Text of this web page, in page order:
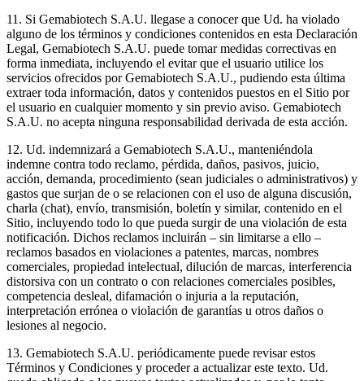
11. Si Gemabiotech S.A.U. llegase a conocer que Ud. ha violado
alguno de los términos y condiciones contenidos en esta Declaración
Legal, Gemabiotech S.A.U. puede tomar medidas correctivas en
forma inmediata, incluyendo el evitar que el usuario utilice los
servicios ofrecidos por Gemabiotech S.A.U., pudiendo esta última
extraer toda información, datos y contenidos puestos en el Sitio por
el usuario en cualquier momento y sin previo aviso. Gemabiotech
S.A.U. no acepta ninguna responsabilidad derivada de esta acción.
12. Ud. indemnizará a Gemabiotech S.A.U., manteniéndola
indemne contra todo reclamo, pérdida, daños, pasivos, juicio,
acción, demanda, procedimiento (sean judiciales o administrativos) y
gastos que surjan de o se relacionen con el uso de alguna discusión,
charla (chat), envío, transmisión, boletín y similar, contenido en el
Sitio, incluyendo todo lo que pueda surgir de una violación de esta
notificación. Dichos reclamos incluirán – sin limitarse a ello –
reclamos basados en violaciones a patentes, marcas, nombres
comerciales, propiedad intelectual, dilución de marcas, interferencia
distorsiva con un contrato o con relaciones comerciales posibles,
competencia desleal, difamación o injuria a la reputación,
interpretación errónea o violación de garantías u otros daños o
lesiones al negocio.
13. Gemabiotech S.A.U. periódicamente puede revisar estos
Términos y Condiciones y proceder a actualizar este texto. Ud.